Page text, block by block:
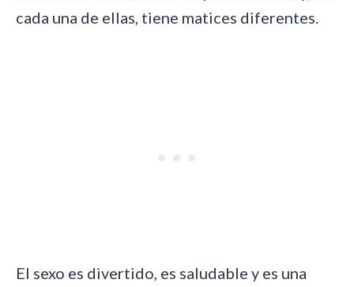
cada una de ellas, tiene matices diferentes.
El sexo es divertido, es saludable y es una